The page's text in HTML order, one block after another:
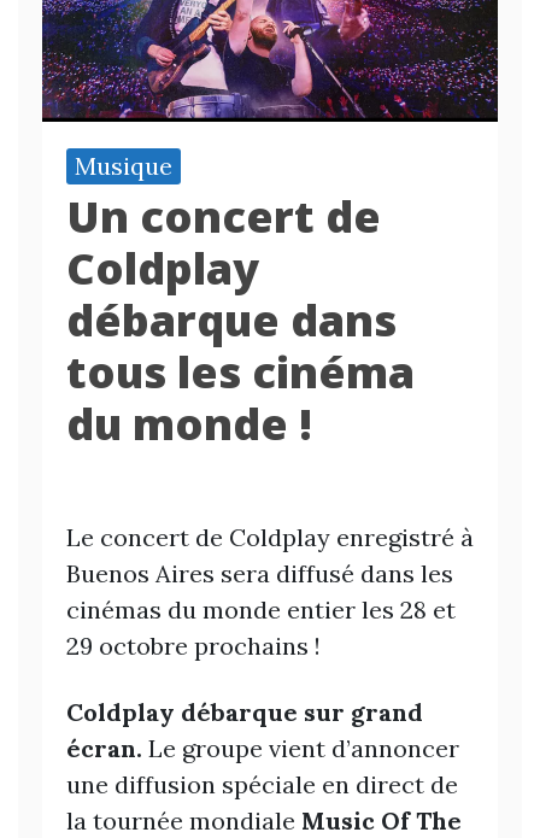
Musique
Un concert de
Coldplay
débarque dans
tous les cinéma
du monde !
Le concert de Coldplay enregistré à
Buenos Aires sera diffusé dans les
cinémas du monde entier les 28 et
29 octobre prochains !
Coldplay débarque sur grand
écran. Le groupe vient d’annoncer
une diffusion spéciale en direct de
la tournée mondiale Music Of The